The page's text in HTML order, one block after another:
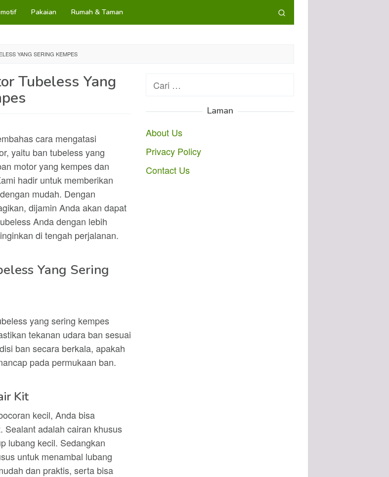
Pakaian Rumah & Taman
YANG SERING KEMPES
Tubeless Yang
cara mengatasi
yaitu ban tubeless yang
motor yang kempes dan
hadir untuk memberikan
mudah. Dengan
dijamin Anda akan dapat
Anda dengan lebih
di tengah perjalanan.
Yang Sering
yang sering kempes
tekanan udara ban sesuai
ban secara berkala, apakah
pada permukaan ban.
Kit
kecil, Anda bisa
Sealant adalah cairan khusus
lubang kecil. Sedangkan
untuk menambal lubang
dan praktis, serta bisa
Cari
Laman
About Us
Privacy Policy
Contact Us